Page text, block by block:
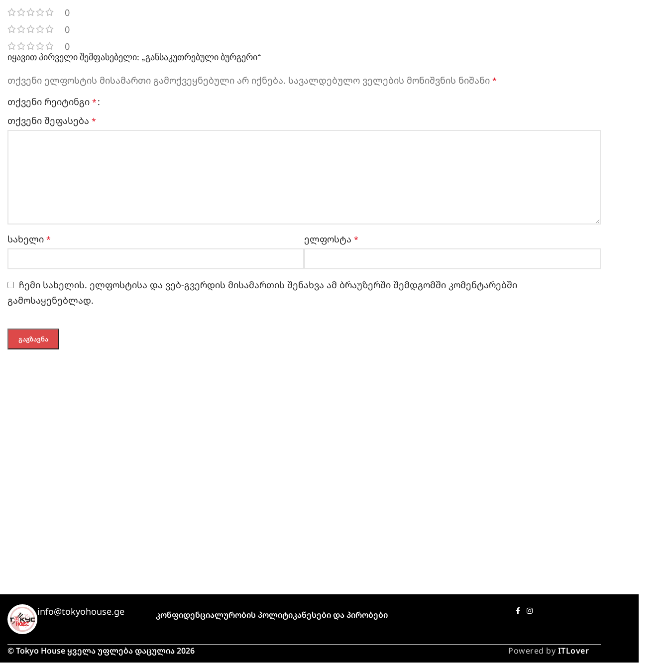
0
0
0
იყავით პირველი შემფასებელი: „განსაკუთრებული ბურგერი“
თქვენი ელფოსტის მისამართი გამოქვეყნებული არ იქნება. სავალდებულო ველების მონიშვნის ნიშანი *
თქვენი რეიტინგი *
თქვენი შეფასება *
სახელი * ელფოსტა *
ჩემი სახელის. ელფოსტისა და ვებ-გვერდის მისამართის შენახვა ამ ბრაუზერში შემდგომში კომენტარებში
გამოსაყენებლად.
info@tokyohouse.ge Კონფიდენციალურობის ᲞოლიტიკაᲬესები Და Პირობები
© Tokyo House ყველა უფლება დაცულია 2026 Powered by ITLover